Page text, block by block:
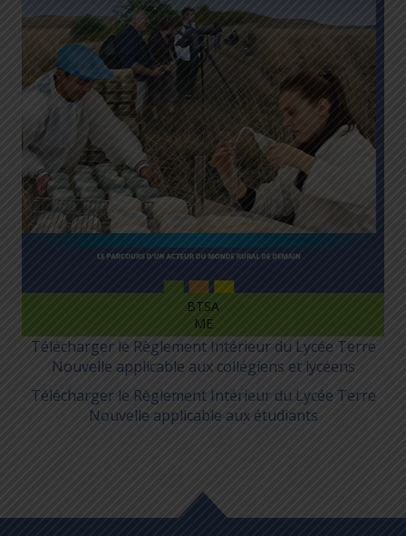
BTSA
ME
Télécharger le Règlement Intérieur du Lycée Terre
Nouvelle applicable aux collégiens et lycéens
Télécharger le Règlement Intérieur du Lycée Terre
Nouvelle applicable aux étudiants